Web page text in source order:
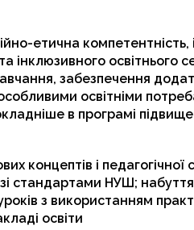
етична компетентність,
інклюзивного освітнього
забезпечення
освітніми
в програмі
концептів і педагогічної
стандартами НУШ;
з використанням
освіти